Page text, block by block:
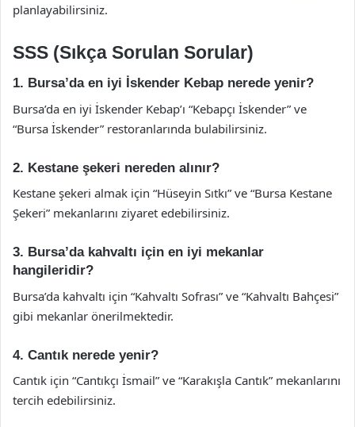
planlayabilirsiniz.
SSS (Sıkça Sorulan Sorular)
1. Bursa’da en iyi İskender Kebap nerede yenir?
Bursa’da en iyi İskender Kebap’ı “Kebapçı İskender” ve
“Bursa İskender” restoranlarında bulabilirsiniz.
2. Kestane şekeri nereden alınır?
Kestane şekeri almak için “Hüseyin Sıtkı” ve “Bursa Kestane
Şekeri” mekanlarını ziyaret edebilirsiniz.
3. Bursa’da kahvaltı için en iyi mekanlar
hangileridir?
Bursa’da kahvaltı için “Kahvaltı Sofrası” ve “Kahvaltı Bahçesi”
gibi mekanlar önerilmektedir.
4. Cantık nerede yenir?
Cantık için “Cantıkçı İsmail” ve “Karakışla Cantık” mekanlarını
tercih edebilirsiniz.